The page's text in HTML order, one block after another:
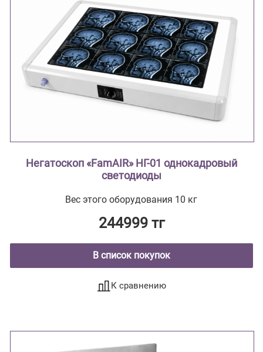
Негатоскоп «FamAIR» НГ-01 однокадровый
светодиоды
Вес этого оборудования 10 кг
244999 тг
В список покупок
К сравнению